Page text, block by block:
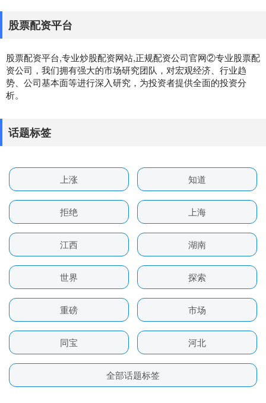
股票配资平台
股票配资平台,专业炒股配资网站,正规配资公司官网②专业股票配
资公司，我们拥有强大的市场研究团队，对宏观经济、行业趋
势、公司基本面等进行深入研究，为投资者提供全面的投资分
析。
话题标签
上涨 知道
拒绝 上海
江西 湖南
世界 探索
重磅 市场
同宝 河北
全部话题标签